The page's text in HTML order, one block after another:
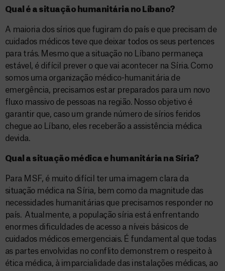
Qual é a situação humanitária no Líbano?
A maioria dos sírios que fugiram do país e que precisam de
cuidados médicos teve que deixar todos os seus pertences
para trás. Mesmo que a situação no Líbano permaneça
estável, é difícil prever o que vai acontecer na Síria. Como
somos uma organização médico-humanitária de
emergência, precisamos estar preparados para um novo
fluxo massivo de pessoas na região. Nosso objetivo é
garantir que, caso um grande número de sírios feridos
chegue ao Líbano, eles receberão a assistência médica
devida.
Qual a situação médica e humanitária na Síria?
Para MSF, é muito difícil ter uma imagem clara da
situação médica na Síria, bem como da magnitude das
necessidades humanitárias que precisamos responder no
país. Atualmente, a população síria está enfrentando
enormes dificuldades de acesso a níveis básicos de
cuidados médicos emergenciais. É fundamental que todas
as partes envolvidas no conflito demonstrem o respeito à
ética médica, à imparcialidade das instalações médicas, ao